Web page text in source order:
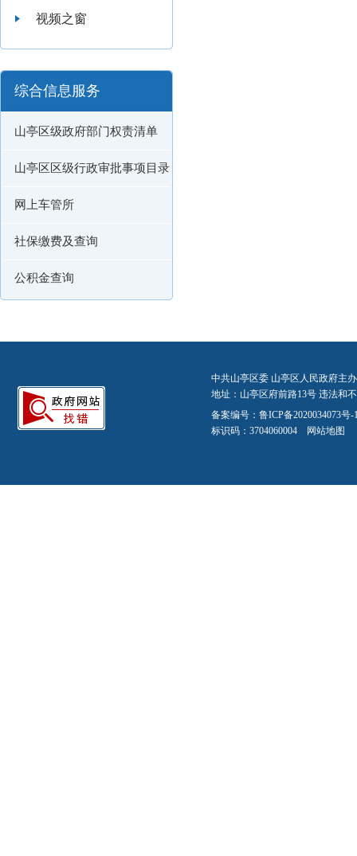
视频之窗
综合信息服务
山亭区级政府部门权责清单
山亭区区级行政审批事项目录
网上车管所
社保缴费及查询
公积金查询
中共山亭区委 山亭区人民政府主
地址：山亭区府前路13号 违法和
备案编号： 鲁ICP备2020034073号-
标识码：3704060004 网站地图